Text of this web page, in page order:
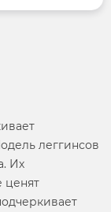
леггинсов
Их
ценят